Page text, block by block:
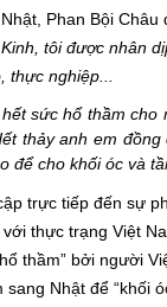
Phan Bội Châu
tôi được nhân
nghiệp...
hổ thầm cho
thảy anh em
để cho khối óc và
trực tiếp đến sự
thực trạng Việt
thầm” bởi người
Nhật để “khối